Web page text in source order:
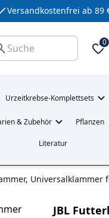
Versandkostenfrei ab 89
0
Urzeitkrebse-Komplettsets
& Zubehör Pflanzen
Literatur
JBL